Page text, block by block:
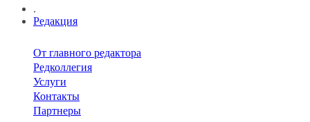
.
Редакция
От главного редактора
Редколлегия
Услуги
Контакты
Партнеры